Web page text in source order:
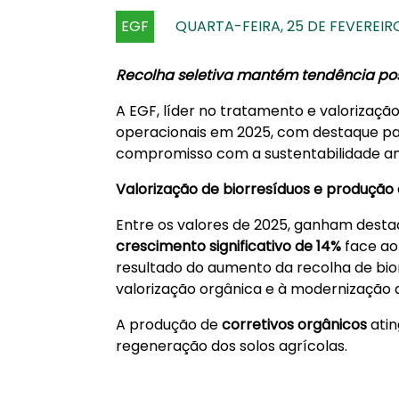
EGF QUARTA-FEIRA, 25 DE
Recolha seletiva mantém tendência
A EGF, líder no tratamento e
operacionais em 2025, com destaque
compromisso com a sustentabilidade
Valorização de biorresíduos e
Entre os valores de 2025, ganham
crescimento significativo de14% face
resultado do aumento da recolha de
valorização orgânica e à
A produção decorretivos orgânicos
regeneração dos solos agrícolas.